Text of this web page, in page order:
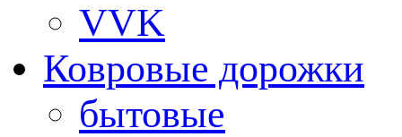
VVK
Ковровые дорожки
бытовые